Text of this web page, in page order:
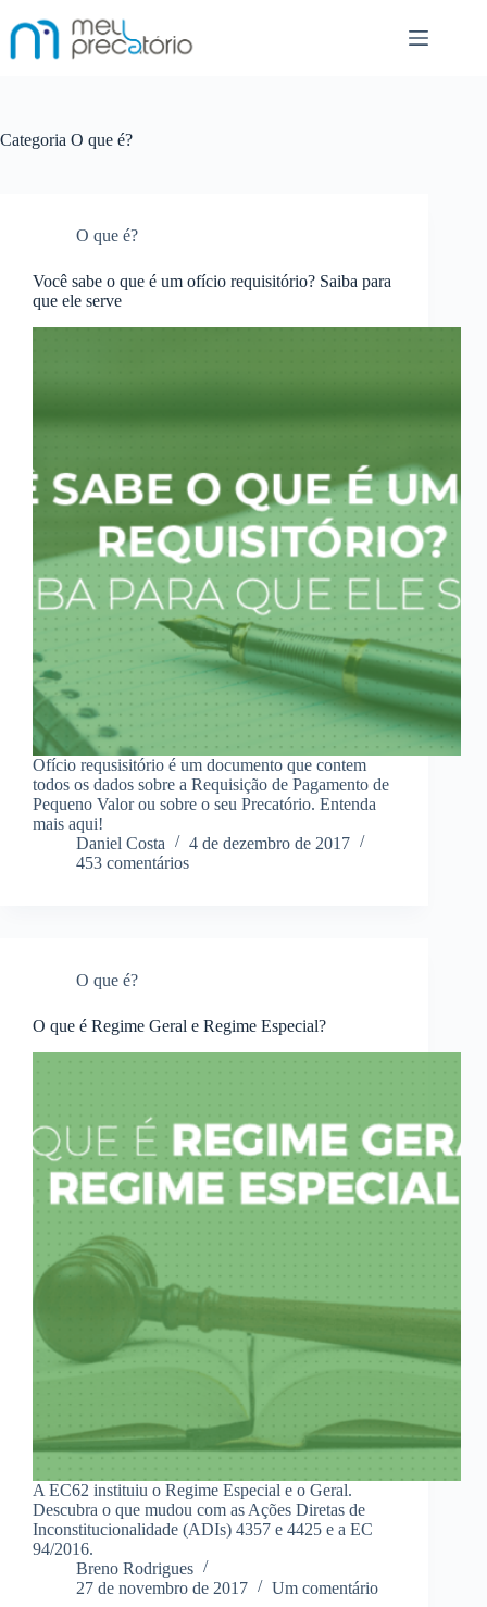
para
Categoria O que é?
O que é?
Você sabe o que é um ofício requisitório? Saiba para
que ele serve
Ofício requsisitório é um documento que contem
todos os dados sobre a Requisição de Pagamento de
Pequeno Valor ou sobre o seu Precatório. Entenda
mais aqui!
Daniel Costa
4 de dezembro de 2017
453 comentários
O que é?
O que é Regime Geral e Regime Especial?
A EC62 instituiu o Regime Especial e o Geral.
Descubra o que mudou com as Ações Diretas de
Inconstitucionalidade (ADIs) 4357 e 4425 e a EC
94/2016.
Breno Rodrigues
27 de novembro de 2017
Um comentário